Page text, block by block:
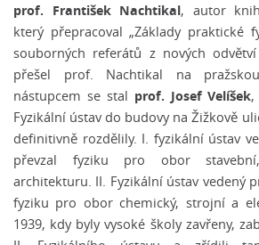
prof. František Nachtikal, autor
který přepracoval „Základy praktické
souborných referátů z nových
přešel prof. Nachtikal na
nástupcem se stal prof. Josef Velíšek,
Fyzikální ústav do budovy na Žižkově
definitivně rozdělily. I. fyzikální ústav
převzal fyziku pro obor
architekturu. II. Fyzikální ústav vedený
fyziku pro obor chemický, strojní a
1939, kdy byly vysoké školy zavřeny,